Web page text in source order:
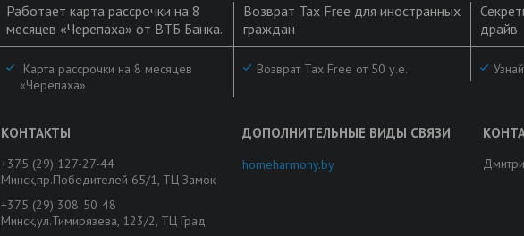
Работает карта рассрочки на 8
месяцев «Черепаха» от ВТБ Банка.
Карта рассрочки на 8 месяцев
«Черепаха»
Возврат Tax Free для иностранных
граждан
Возврат Tax Free от 50 у.е.
драйв
+375 (29) 127-27-44
Минск,пр.Победителей 65/1, ТЦ Замок
+375 (29) 308-50-48
Минск,ул.Тимирязева, 123/2, ТЦ Град
homeharmony.by